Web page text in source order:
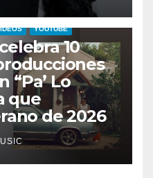
YOUTUBE
10
“Pa’ Lo
que
de 2026